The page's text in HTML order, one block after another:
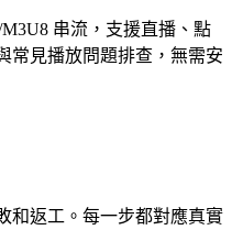
串流，支援直播、點
常見播放問題排查，無需安
和返工。每一步都對應真實